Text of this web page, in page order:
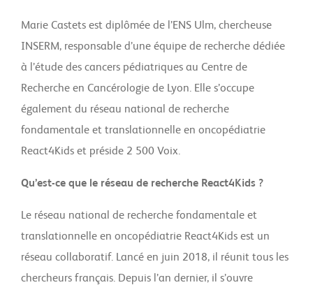
Marie Castets est diplômée de l’ENS Ulm, chercheuse
INSERM, responsable d’une équipe de recherche dédiée
à l’étude des cancers pédiatriques au Centre de
Recherche en Cancérologie de Lyon. Elle s’occupe
également du réseau national de recherche
fondamentale et translationnelle en oncopédiatrie
React4Kids et préside 2 500 Voix.
Qu’est-ce que le réseau de recherche React4Kids ?
Le réseau national de recherche fondamentale et
translationnelle en oncopédiatrie React4Kids est un
réseau collaboratif. Lancé en juin 2018, il réunit tous les
chercheurs français. Depuis l’an dernier, il s’ouvre